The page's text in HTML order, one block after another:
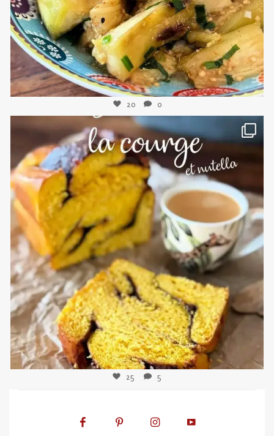
20 0
sweetkwisine
25 5